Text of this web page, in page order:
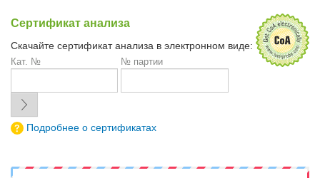
Сертификат анализа
Скачайте сертификат анализа в электронном виде:
Кат. № № партии
Подробнее о сертификатах